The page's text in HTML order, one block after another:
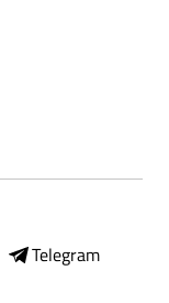
Telegram